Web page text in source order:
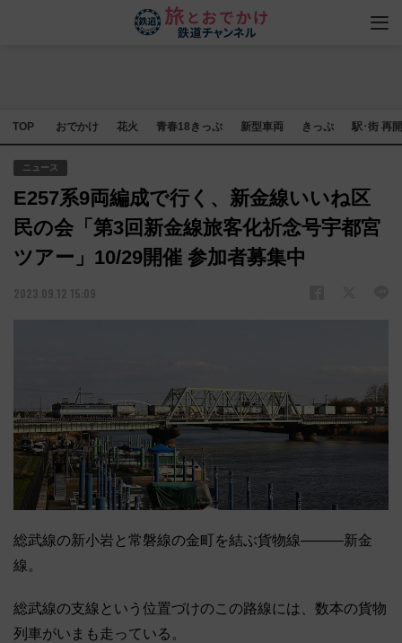
TOP おでかけ 花火 青春18きっぷ 新型車両 きっぷ 駅･街 再
ニュース
E257系9両編成で行く、新金線いいね区
民の会「第3回新金線旅客化祈念号宇都宮
ツアー」10/29開催 参加者募集中
2023.09.12 15:09
総武線の新小岩と常磐線の金町を結ぶ貨物線―――新金
線。
総武線の支線という位置づけのこの路線には、数本の貨物
列車がいまも走っている。